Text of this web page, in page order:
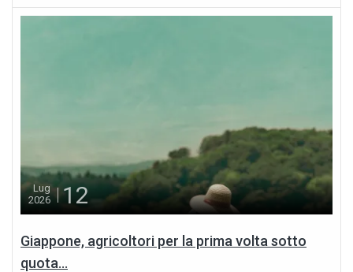
Lug
2026
12
Giappone, agricoltori per la prima volta sotto
quota...